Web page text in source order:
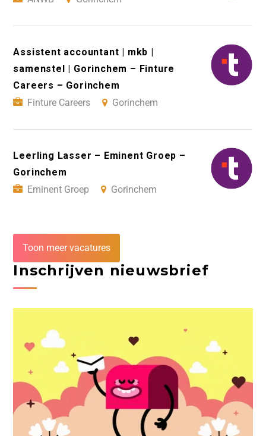
Assistent accountant | mkb |
samenstel | Gorinchem – Finture
Careers – Gorinchem
Finture Careers
Gorinchem
Leerling Lasser – Eminent Groep –
Gorinchem
Eminent Groep
Gorinchem
Toon meer vacatures
Inschrijven nieuwsbrief